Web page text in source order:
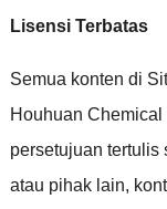
Lisensi Terbatas
Semua konten di
Houhuan
persetujuan tertulis
atau pihak lain,